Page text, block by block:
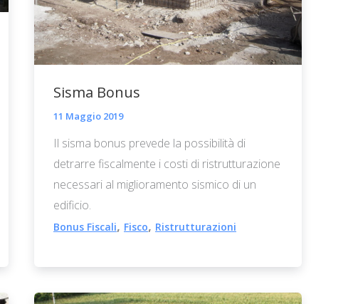
Sisma Bonus
11 Maggio 2019
Il sisma bonus prevede la possibilità di
detrarre fiscalmente i costi di ristrutturazione
necessari al miglioramento sismico di un
edificio.
Bonus Fiscali, Fisco, Ristrutturazioni